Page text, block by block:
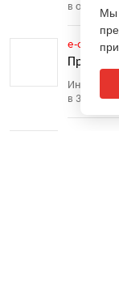
в онлайне
e-
Интернет-
в 37%
Мы